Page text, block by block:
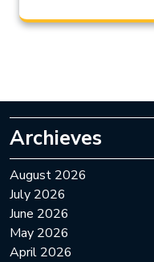
Archieves
August 2026
July 2026
June 2026
May 2026
April 2026